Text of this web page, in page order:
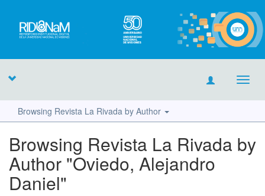
Browsing Revista La Rivada by Author
Browsing Revista La Rivada by
Author "Oviedo, Alejandro
Daniel"